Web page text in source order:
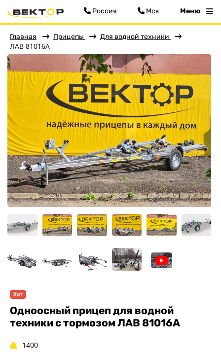
Меню
Главная
Прицепы
Бортовые
Спец. назначения
Одноосные
Двухосные
Прицепы для квадроциклов
Прицепы-автовозы
Прицепы с тормозом
Фильтр
Россия Мск Меню
Главная Прицепы Для водной техники
ЛАВ 81016А
Хит
Одноосный прицеп для водной
техники с тормозом ЛАВ 81016A
1400